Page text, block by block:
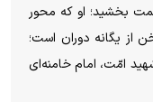
بخشید؛ او که محور
از یگانه دوران است؛
امّت، امام خامنه‌ای